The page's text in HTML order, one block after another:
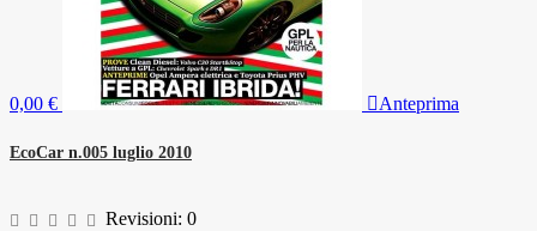
0,00 € Anteprima
EcoCar n.005 luglio 2010
Revisioni: 0